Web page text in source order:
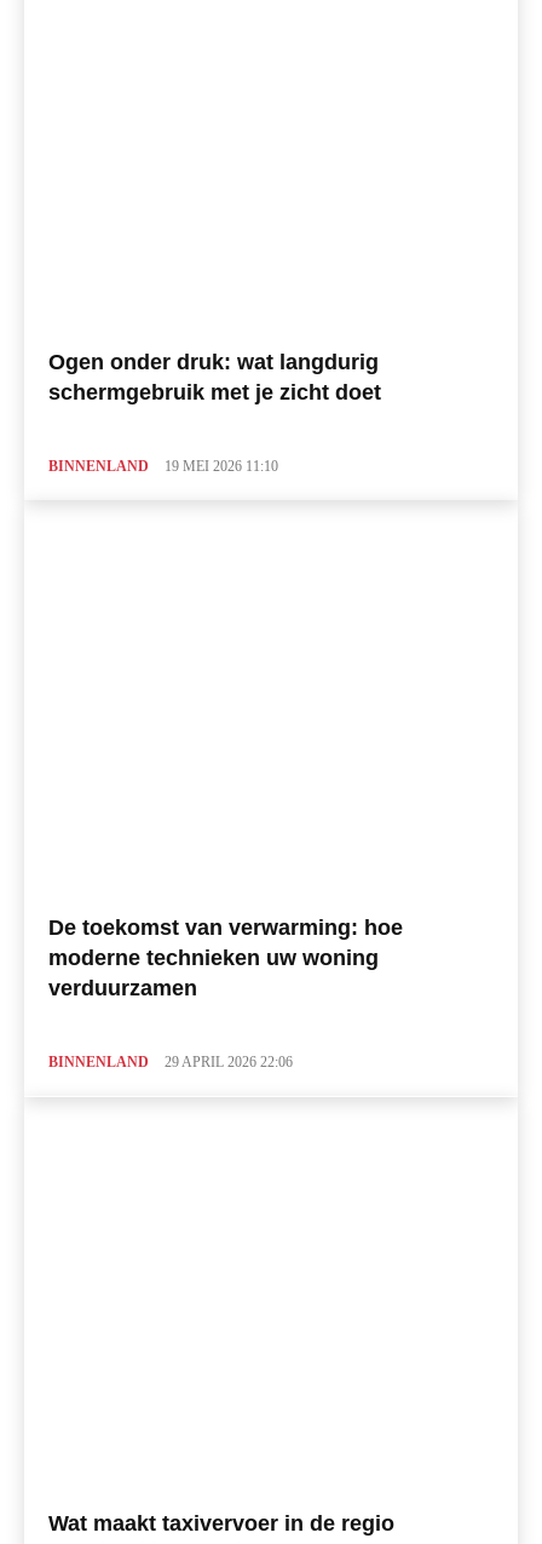
Ogen onder druk: wat langdurig
schermgebruik met je zicht doet
BINNENLAND 19 MEI 2026 11:10
De toekomst van verwarming: hoe
moderne technieken uw woning
verduurzamen
BINNENLAND 29 APRIL 2026 22:06
Wat maakt taxivervoer in de regio